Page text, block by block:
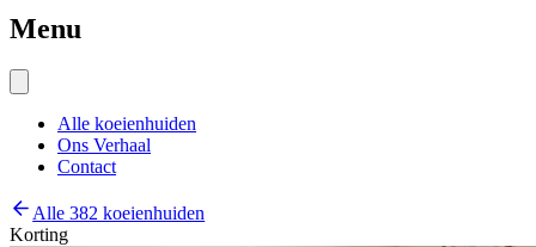
Menu
Alle koeienhuiden
Ons Verhaal
Contact
Alle 382 koeienhuiden
Korting